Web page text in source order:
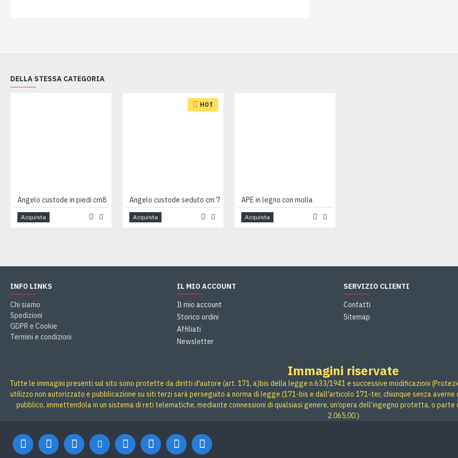
DELLA STESSA CATEGORIA
Angelo custode in piedi cm8
Acquista
HOT
Angelo custode seduto cm 7
Acquista
APE in legno con molla
Acquista
INFO LINKS
Chi siamo
Spedizioni
GDPR e Cookie
Termini e condizioni
IL MIO ACCOUNT
Il mio account
Storico ordini
Affiliati
Newsletter
SERVIZIO CLIENTI
Contatti
Sitemap
Immagini riservate
Tutte le immagini presenti sul sito sono protette da diritti d'autore (art. 171, a)bis della legge n.633/1941 e successive modificazioni
utilizzo non autorizzato e pubblicazione su siti terzi sarà perseguito a norma di legge (171-bis e dall'articolo 171-ter, chiunque senza
pubblico, immettendola in un sistema di reti telematiche, mediante connessioni di qualsiasi genere, un’opera dell’ingegno protetta, o
2.065,00.)